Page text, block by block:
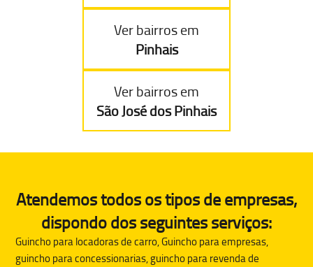
Ver bairros em
Pinhais
Ver bairros em
São José dos Pinhais
Atendemos todos os tipos de empresas,
dispondo dos seguintes serviços:
Guincho para locadoras de carro, Guincho para empresas,
guincho para concessionarias, guincho para revenda de